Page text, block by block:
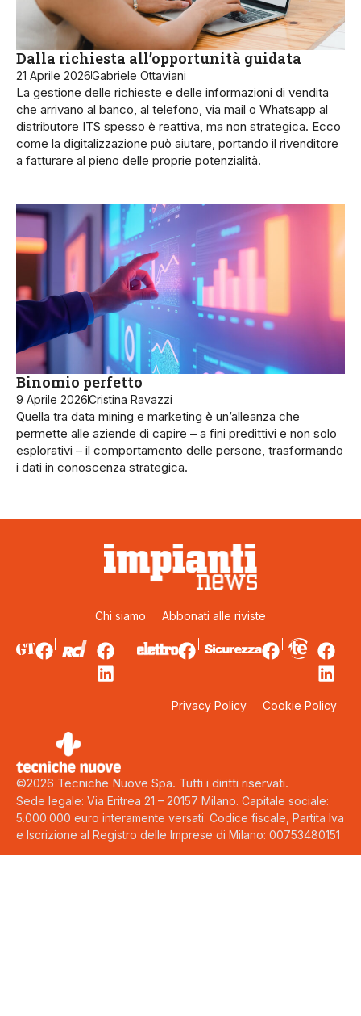
Dalla richiesta all’opportunità guidata
21 Aprile 2026Gabriele Ottaviani
La gestione delle richieste e delle informazioni di vendita
che arrivano al banco, al telefono, via mail o Whatsapp al
distributore ITS spesso è reattiva, ma non strategica. Ecco
come la digitalizzazione può aiutare, portando il rivenditore
a fatturare al pieno delle proprie potenzialità.
Binomio perfetto
9 Aprile 2026Cristina Ravazzi
Quella tra data mining e marketing è un’alleanza che
permette alle aziende di capire – a fini predittivi e non solo
esplorativi – il comportamento delle persone, trasformando
i dati in conoscenza strategica.
Chi siamo Abbonati alle riviste
Privacy Policy Cookie Policy
©2026 Tecniche Nuove Spa. Tutti i diritti riservati.
Sede legale: Via Eritrea 21 – 20157 Milano. Capitale sociale:
5.000.000 euro interamente versati. Codice fiscale, Partita Iva
e Iscrizione al Registro delle Imprese di Milano: 00753480151